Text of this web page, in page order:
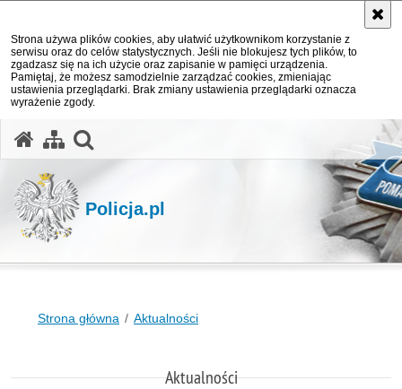
Strona używa plików cookies, aby ułatwić użytkownikom korzystanie z
serwisu oraz do celów statystycznych. Jeśli nie blokujesz tych plików, to
zgadzasz się na ich użycie oraz zapisanie w pamięci urządzenia.
Pamiętaj, że możesz samodzielnie zarządzać cookies, zmieniając
ustawienia przeglądarki. Brak zmiany ustawienia przeglądarki oznacza
wyrażenie zgody.
Policja.pl
Strona główna Aktualności
Aktualności